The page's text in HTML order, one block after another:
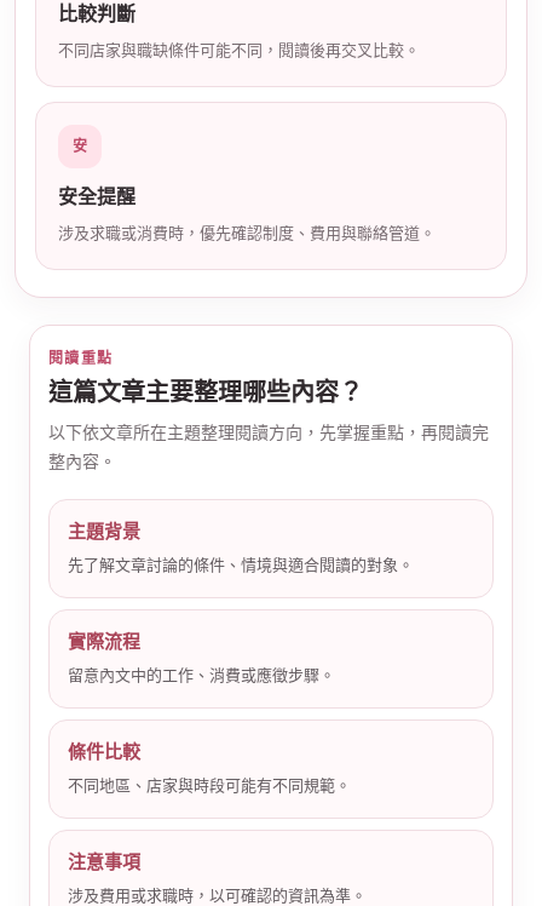
比較判斷
不同店家與職缺條件可能不同，閱讀後再交叉比較。
安
安全提醒
涉及求職或消費時，優先確認制度、費用與聯絡管道。
閱讀重點
這篇文章主要整理哪些內容？
以下依文章所在主題整理閱讀方向，先掌握重點，再閱讀完
整內容。
主題背景
先了解文章討論的條件、情境與適合閱讀的對象。
實際流程
留意內文中的工作、消費或應徵步驟。
條件比較
不同地區、店家與時段可能有不同規範。
注意事項
涉及費用或求職時，以可確認的資訊為準。